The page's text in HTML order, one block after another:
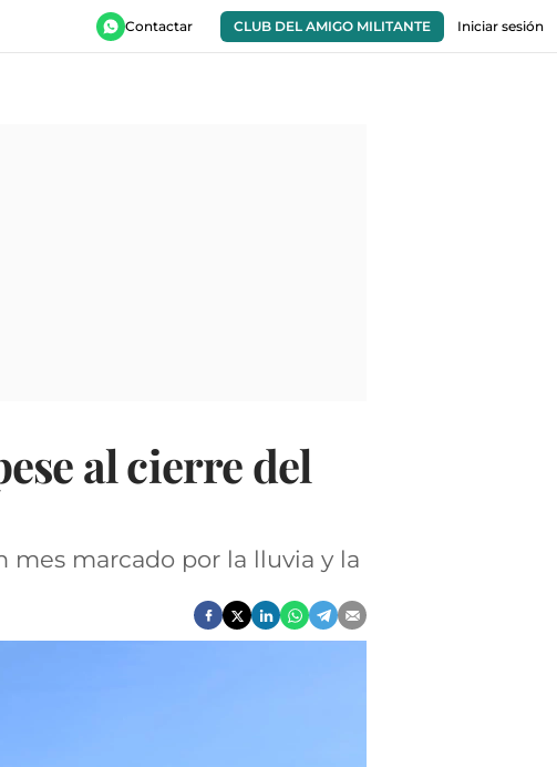
Contactar CLUB DEL AMIGO MILITANTE Iniciar sesión
al cierre del
mes marcado por la lluvia y la